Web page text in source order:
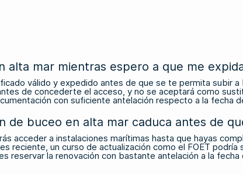
alta mar mientras espero a que me
válido y expedido antes de que se te permita subir
de concederte el acceso, y no se aceptará como
con suficiente antelación respecto a la fecha
de buceo en alta mar caduca antes de
acceder a instalaciones marítimas hasta que hayas
reciente, un curso de actualización como el FOET
reservar la renovación con bastante antelación a la